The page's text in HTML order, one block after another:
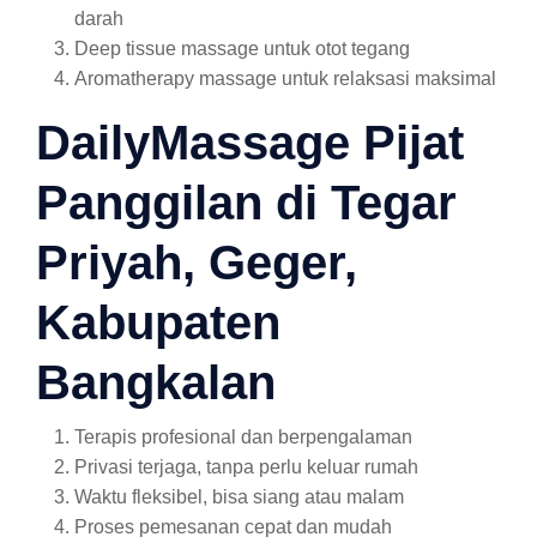
darah
Deep tissue massage untuk otot tegang
Aromatherapy massage untuk relaksasi maksimal
DailyMassage Pijat
Panggilan di Tegar
Priyah, Geger,
Kabupaten
Bangkalan
Terapis profesional dan berpengalaman
Privasi terjaga, tanpa perlu keluar rumah
Waktu fleksibel, bisa siang atau malam
Proses pemesanan cepat dan mudah